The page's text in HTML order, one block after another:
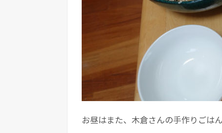
お昼はまた、木倉さんの手作りごは